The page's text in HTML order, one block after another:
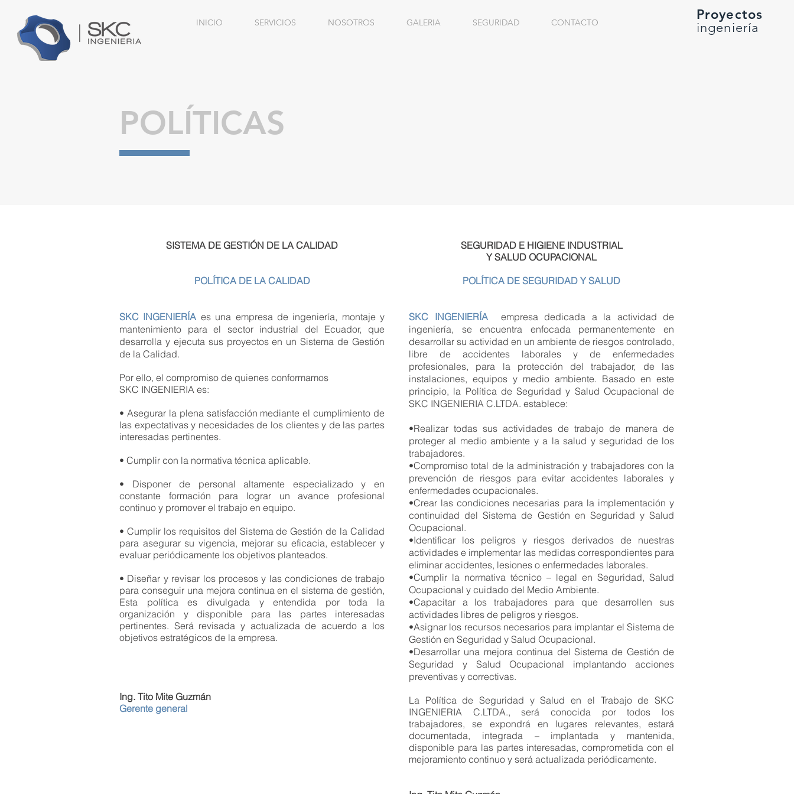
INICIO SERVICIOS NOSOTROS GALERIA SEGURIDAD CONTACTO
Proyectos
ingeniería
POLÍTICAS
SISTEMA DE GESTIÓN DE LA CALIDAD
POLÍTICA DE LA CALIDAD
SKC INGENIERÍA es una empresa de ingeniería, montaje y
mantenimiento para el sector industrial del Ecuador, que
desarrolla y ejecuta sus proyectos en un Sistema de Gestión
de la Calidad.
Por ello, el compromiso de quienes conformamos
SKC INGENIERIA es:
• Asegurar la plena satisfacción mediante el cumplimiento de
las expectativas y necesidades de los clientes y de las partes
interesadas pertinentes.
• Cumplir con la normativa técnica aplicable.
• Disponer de personal altamente especializado y en
constante formación para lograr un avance profesional
continuo y promover el trabajo en equipo.
• Cumplir los requisitos del Sistema de Gestión de la Calidad
para asegurar su vigencia, mejorar su eficacia, establecer y
evaluar periódicamente los objetivos planteados.
• Diseñar y revisar los procesos y las condiciones de trabajo
para conseguir una mejora continua en el sistema de gestión,
Esta política es divulgada y entendida por toda la
organización y disponible para las partes interesadas
pertinentes. Será revisada y actualizada de acuerdo a los
objetivos estratégicos de la empresa.
Ing. Tito Mite Guzmán
Gerente general
SEGURIDAD E HIGIENE INDUSTRIAL
Y SALUD OCUPACIONAL
POLÍTICA DE SEGURIDAD Y SALUD
SKC INGENIERÍA
empresa dedicada a la actividad de
ingeniería, se encuentra enfocada permanentemente en
desarrollar su actividad en un ambiente de riesgos controlado,
libre de accidentes laborales y de enfermedades
profesionales, para la protección del trabajador, de las
instalaciones, equipos y medio ambiente. Basado en este
principio, la Política de Seguridad y Salud Ocupacional de
SKC INGENIERIA C.LTDA. establece:
•Realizar todas sus actividades de trabajo de manera de
proteger al medio ambiente y a la salud y seguridad de los
trabajadores.
•Compromiso total de la administración y trabajadores con la
prevención de riesgos para evitar accidentes laborales y
enfermedades ocupacionales.
•Crear las condiciones necesarias para la implementación y
continuidad del Sistema de Gestión en Seguridad y Salud
Ocupacional.
•Identificar los peligros y riesgos derivados de nuestras
actividades e implementar las medidas correspondientes para
eliminar accidentes, lesiones o enfermedades laborales.
•Cumplir la normativa técnico – legal en Seguridad, Salud
Ocupacional y cuidado del Medio Ambiente.
•Capacitar a los trabajadores para que desarrollen sus
actividades libres de peligros y riesgos.
•Asignar los recursos necesarios para implantar el Sistema de
Gestión en Seguridad y Salud Ocupacional.
•Desarrollar una mejora continua del Sistema de Gestión de
Seguridad y Salud Ocupacional implantando acciones
preventivas y correctivas.
La Política de Seguridad y Salud en el Trabajo de SKC
INGENIERIA C.LTDA., será conocida por todos los
trabajadores, se expondrá en lugares relevantes, estará
documentada, integrada – implantada y mantenida,
disponible para las partes interesadas, comprometida con el
mejoramiento continuo y será actualizada periódicamente.